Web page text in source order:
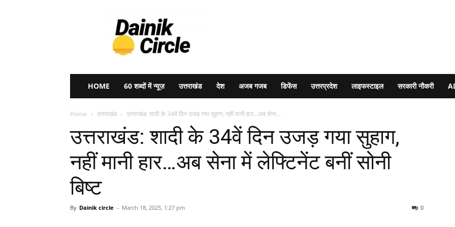
HOME 60 शब्दों में न्यूज़ उत्तराखंड देश अजब गजब डिफेंस उत्तरप्रदेश लाइफस्टाइल सरकारी नौकरी
Home उत्तराखंड उत्तराखंड: शादी के 34वें दिन उजड़ गया सुहाग, नहीं मानी हार…अब सेना...
उत्तराखंड: शादी के 34वें दिन उजड़ गया सुहाग,
नहीं मानी हार…अब सेना में लेफ्टिनेंट बनीं सोनी
बिष्ट
By Dainik circle - March 18, 2025, 1:27 pm 0